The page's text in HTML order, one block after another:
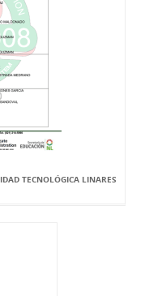
TECNOLÓGICA LINARES